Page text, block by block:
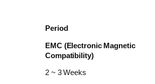
Period
EMC (Electronic Magnetic
Compatibility)
2 ~ 3 Weeks